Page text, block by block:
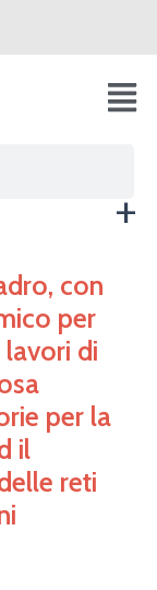
con
per
di
per la
il
reti